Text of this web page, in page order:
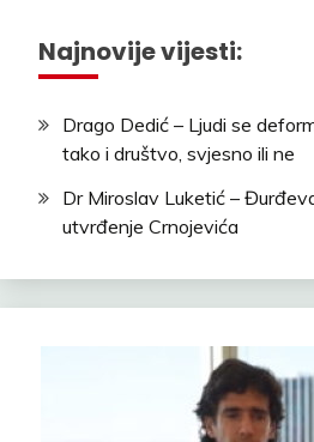
Najnovije vijesti:
Drago Dedić – Ljudi se
tako i društvo, svjesno ili ne
Dr Miroslav Luketić –
utvrđenje Crnojevića